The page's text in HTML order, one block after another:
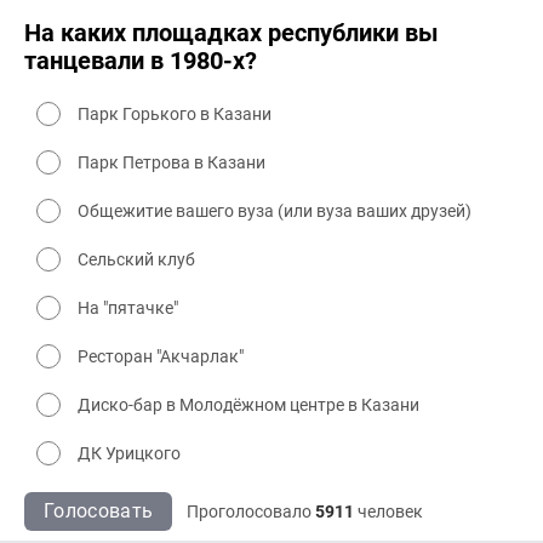
На каких площадках республики вы
танцевали в 1980-х?
Парк Горького в Казани
Парк Петрова в Казани
Общежитие вашего вуза (или вуза ваших друзей)
Сельский клуб
На "пятачке"
Ресторан "Акчарлак"
Диско-бар в Молодёжном центре в Казани
ДК Урицкого
Голосовать Проголосовало5911 человек